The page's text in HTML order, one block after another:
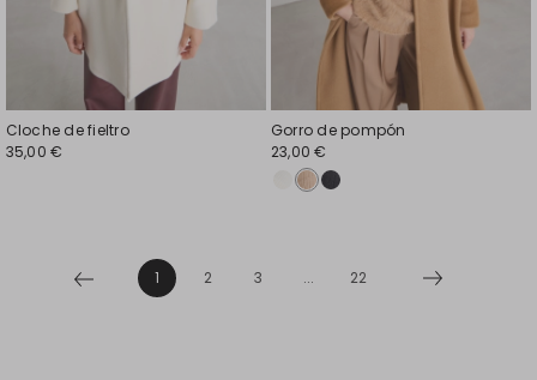
Cloche de fieltro
35,00 €
Gorro de pompón
23,00 €
1 2 3 ... 22